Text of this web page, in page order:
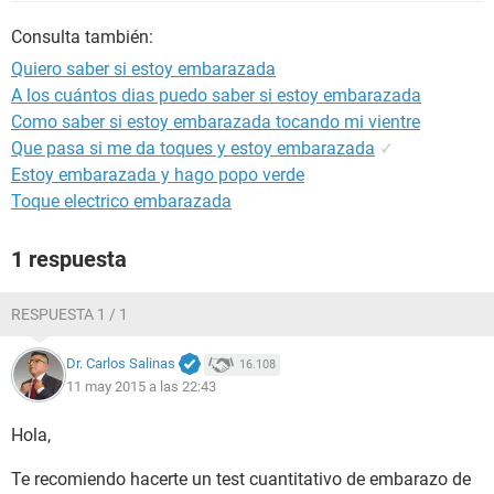
Consulta también:
Quiero saber si estoy embarazada
A los cuántos dias puedo saber si estoy embarazada
Como saber si estoy embarazada tocando mi vientre
Que pasa si me da toques y estoy embarazada ✓
Estoy embarazada y hago popo verde
Toque electrico embarazada
1 respuesta
RESPUESTA 1 / 1
Dr. Carlos Salinas 16.108
11 may 2015 a las 22:43
Hola,
Te recomiendo hacerte un test cuantitativo de embarazo de